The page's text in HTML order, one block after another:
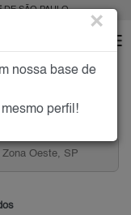
DE SÃO PAULO
de São Paulo
no Centro de São
SP para Venda
×
nossa base de
perfil!